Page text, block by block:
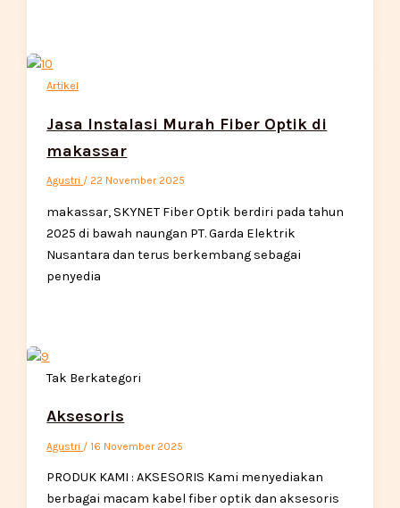
Artikel
Jasa Instalasi Murah Fiber Optik di
makassar
Agustri / 22 November 2025
makassar, SKYNET Fiber Optik berdiri pada tahun
2025 di bawah naungan PT. Garda Elektrik
Nusantara dan terus berkembang sebagai
penyedia
Tak Berkategori
Aksesoris
Agustri /16 November 2025
PRODUK KAMI : AKSESORIS Kami menyediakan
berbagai macam kabel fiber optik dan aksesoris